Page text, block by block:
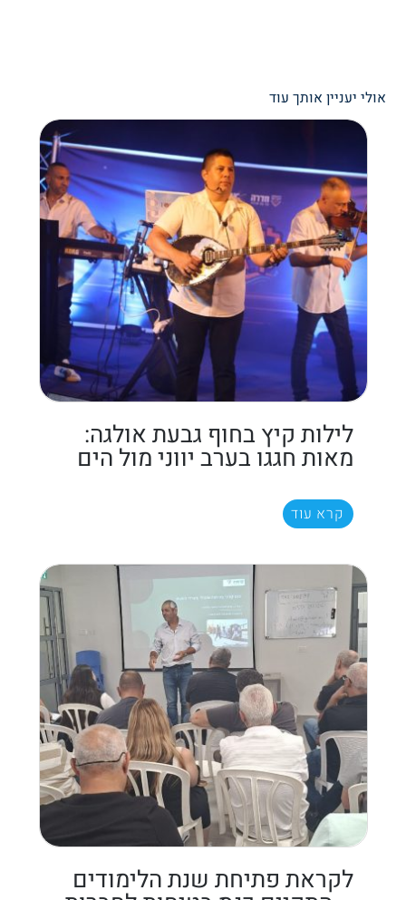
אולי יעניין אותך עוד
לילות קיץ בחוף גבעת אולגה:
מאות חגגו בערב יווני מול הים
קרא עוד
לקראת פתיחת שנת הלימודים